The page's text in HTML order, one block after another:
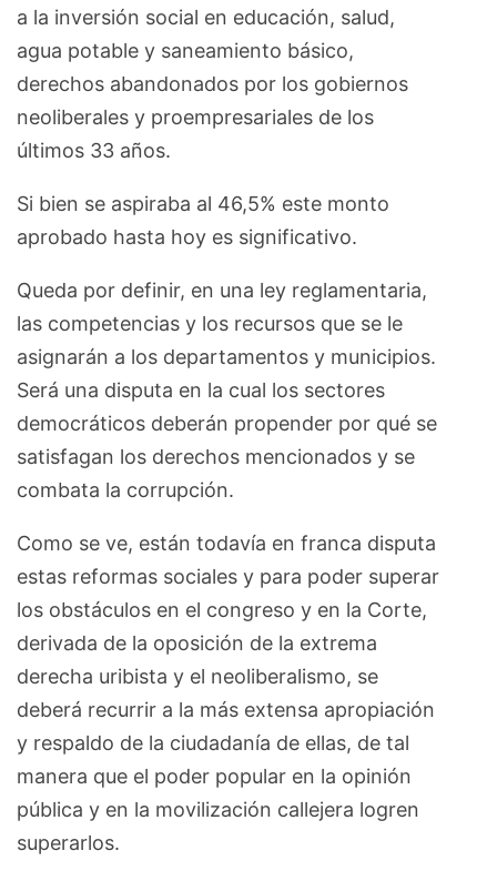
a la inversión social en educación, salud,
agua potable y saneamiento básico,
derechos abandonados por los gobiernos
neoliberales y proempresariales de los
últimos 33 años.
Si bien se aspiraba al 46,5% este monto
aprobado hasta hoy es significativo.
Queda por definir, en una ley reglamentaria,
las competencias y los recursos que se le
asignarán a los departamentos y municipios.
Será una disputa en la cual los sectores
democráticos deberán propender por qué se
satisfagan los derechos mencionados y se
combata la corrupción.
Como se ve, están todavía en franca disputa
estas reformas sociales y para poder superar
los obstáculos en el congreso y en la Corte,
derivada de la oposición de la extrema
derecha uribista y el neoliberalismo, se
deberá recurrir a la más extensa apropiación
y respaldo de la ciudadanía de ellas, de tal
manera que el poder popular en la opinión
pública y en la movilización callejera logren
superarlos.